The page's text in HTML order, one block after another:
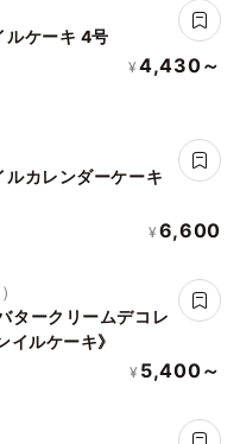
ルケーキ 4号
¥ 4,430～
カレンダーケーキ
¥ 6,600
タークリームデコレ
イルケーキ》
¥ 5,400～